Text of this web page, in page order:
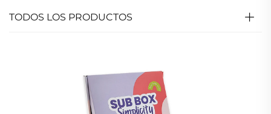
TODOS LOS PRODUCTOS